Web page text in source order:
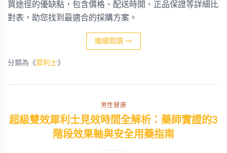
買途徑的優缺點，包含價格、配送時間、正品保證等詳細比
對表，助您找到最適合的採購方案。
繼續閱讀 →
分類為《犀利士》
男性健康
超級雙效犀利士見效時間全解析：藥師實證的3
階段效果軸與安全用藥指南